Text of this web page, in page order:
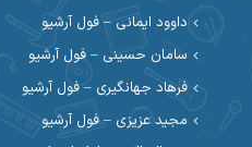
داوود ایمانی – فول آرشیو
سامان حسینی – فول آرشیو
فرهاد جهانگیری – فول آرشیو
مجید عزیزی – فول آرشیو